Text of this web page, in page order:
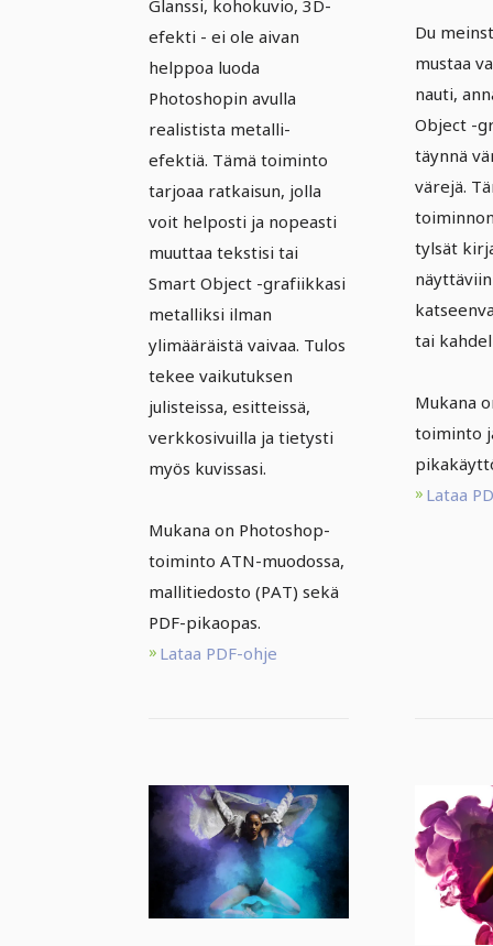
toiminnot - Vol.
2: 09 |
Metalliefekti
teksteille ja
älykkäille
objekteille
Glanssi, kohokuvio, 3D-
efekti - ei ole aivan
helppoa luoda
Photoshopin avulla
realistista metalli-
efektiä. Tämä toiminto
tarjoaa ratkaisun, jolla
voit helposti ja nopeasti
muuttaa tekstisi tai
Smart Object -grafiikkasi
metalliksi ilman
ylimääräistä vaivaa. Tulos
tekee vaikutuksen
julisteissa, esitteissä,
verkkosivuilla ja tietysti
myös kuvissasi.
Mukana on Photoshop-
toiminto ATN-muodossa,
mallitiedosto (PAT) sekä
PDF-pikaopas.
Lataa PDF-ohje
10 |
Du
mustaa
nauti,
Object -
täynnä
värejä.
tylsät
näyttäviin
tai
Mukana
toiminto
Lataa